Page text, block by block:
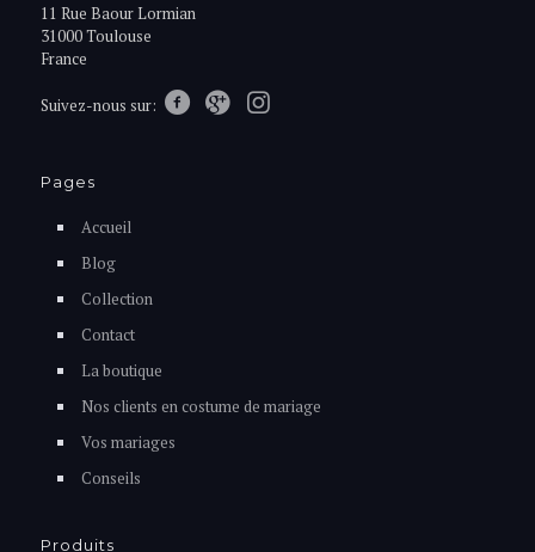
11 Rue Baour Lormian
31000 Toulouse
France
Suivez-nous sur:
Pages
Accueil
Blog
Collection
Contact
La boutique
Nos clients en costume de mariage
Vos mariages
Conseils
Produits